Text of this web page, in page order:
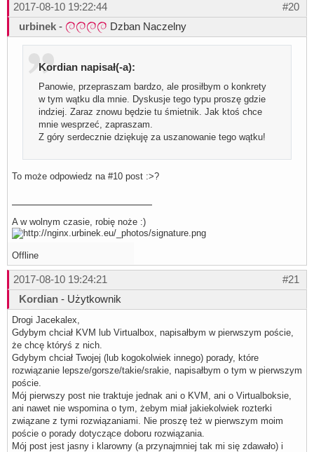
#20
2017-08-10 19:22:44
urbinek - Dzban Naczelny
Kordian napisał(-a):
Panowie, przepraszam bardzo, ale prosiłbym o konkrety
w tym wątku dla mnie. Dyskusje tego typu proszę gdzie
indziej. Zaraz znowu będzie tu śmietnik. Jak ktoś chce
mnie wesprzeć, zapraszam.
Z góry serdecznie dziękuję za uszanowanie tego wątku!
To może odpowiedz na #10 post :>?
A w wolnym czasie, robię noże :)
Offline
#21
2017-08-10 19:24:21
Kordian - Użytkownik
Drogi Jacekalex,
Gdybym chciał KVM lub Virtualbox, napisałbym w pierwszym poście,
że chcę któryś z nich.
Gdybym chciał Twojej (lub kogokolwiek innego) porady, które
rozwiązanie lepsze/gorsze/takie/srakie, napisałbym o tym w pierwszym
poście.
Mój pierwszy post nie traktuje jednak ani o KVM, ani o Virtualboksie,
ani nawet nie wspomina o tym, żebym miał jakiekolwiek rozterki
związane z tymi rozwiązaniami. Nie proszę też w pierwszym moim
poście o porady dotyczące doboru rozwiązania.
Mój post jest jasny i klarowny (a przynajmniej tak mi się zdawało) i